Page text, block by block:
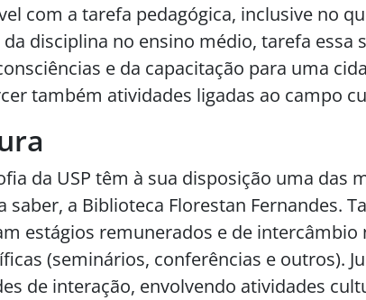
com a tarefa pedagógica, inclusive no
disciplina no ensino médio, tarefa
e da capacitação para uma
também atividades ligadas ao campo
da USP têm à sua disposição uma das
saber, a Biblioteca Florestan Fernandes.
estágios remunerados e de
(seminários, conferências e outros).
de interação, envolvendo atividades